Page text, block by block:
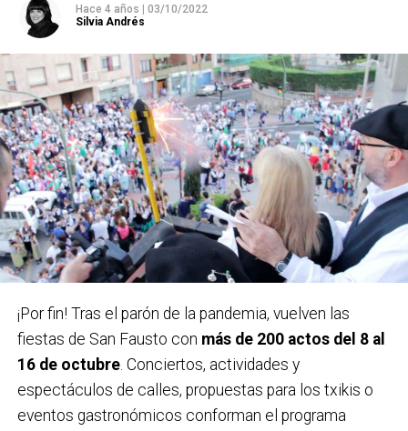
7 octubre – 15 octubre
En la categoría senior se repartirán 1.800 euros en
premios:1.500 euros para el autor elegido por el
jurado y 300 euros de accésit al mejor diseño local.
Los premios no serán acumulables y tendrán la
Hace 4 años | 03/10/2022
Silvia Andrés
¡Por fin! Tras el parón de la pandemia, vuelven las
fiestas de San Fausto con más de 200 actos del 8 al
16 de octubre. Conciertos, actividades y
espectáculos de calles, propuestas para los txikis o
eventos gastronómicos conforman el programa